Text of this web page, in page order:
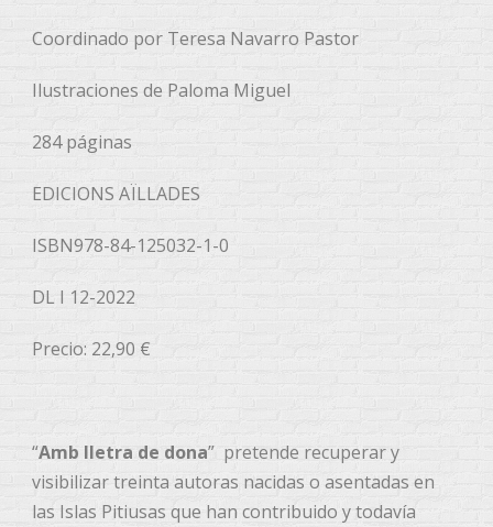
Coordinado por Teresa Navarro Pastor
Ilustraciones de Paloma Miguel
284 páginas
EDICIONS AÏLLADES
ISBN978-84-125032-1-0
DL I 12-2022
Precio: 22,90 €
“Amb lletra de dona” pretende recuperar y
visibilizar treinta autoras nacidas o asentadas en
las Islas Pitiusas que han contribuido y todavía